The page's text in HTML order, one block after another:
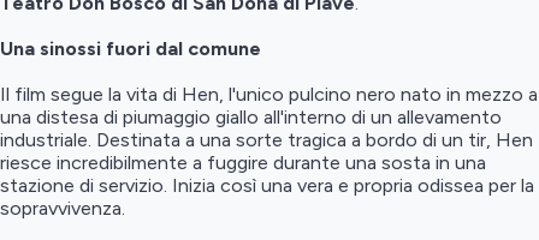
Una sinossi fuori dal comune
Il film segue la vita di Hen, l'unico pulcino nero nato in mezzo a
una distesa di piumaggio giallo all'interno di un allevamento
industriale. Destinata a una sorte tragica a bordo di un tir, Hen
riesce incredibilmente a fuggire durante una sosta in una
stazione di servizio. Inizia così una vera e propria odissea per la
sopravvivenza.